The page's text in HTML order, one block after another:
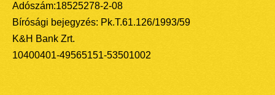
Adószám:18525278-2-08
Bírósági bejegyzés: Pk.T.61.126/1993/59
K&H Bank Zrt.
10400401-49565151-53501002